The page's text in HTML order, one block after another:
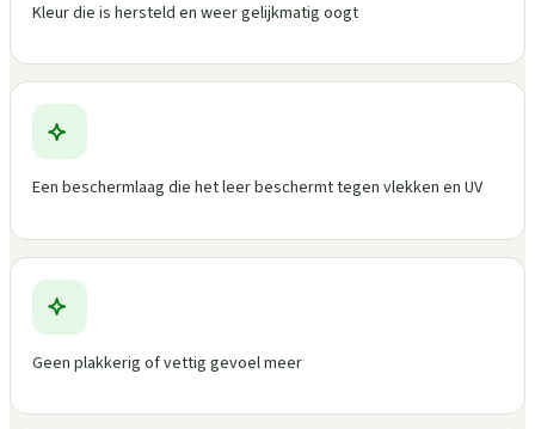
Kleur die is hersteld en weer gelijkmatig oogt
Een beschermlaag die het leer beschermt tegen vlekken en UV
Geen plakkerig of vettig gevoel meer